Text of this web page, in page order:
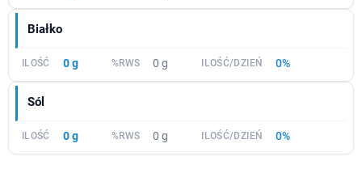
Białko
0 g 0 g 0%
Sól
0 g 0 g 0%